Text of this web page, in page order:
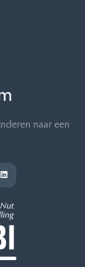
naar een